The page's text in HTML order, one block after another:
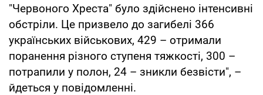
"Червоного Хреста" було здійснено інтенсивні
обстріли. Це призвело до загибелі 366
українських військових, 429 – отримали
поранення різного ступеня тяжкості, 300 –
потрапили у полон, 24 – зникли безвісти", –
йдеться у повідомленні.